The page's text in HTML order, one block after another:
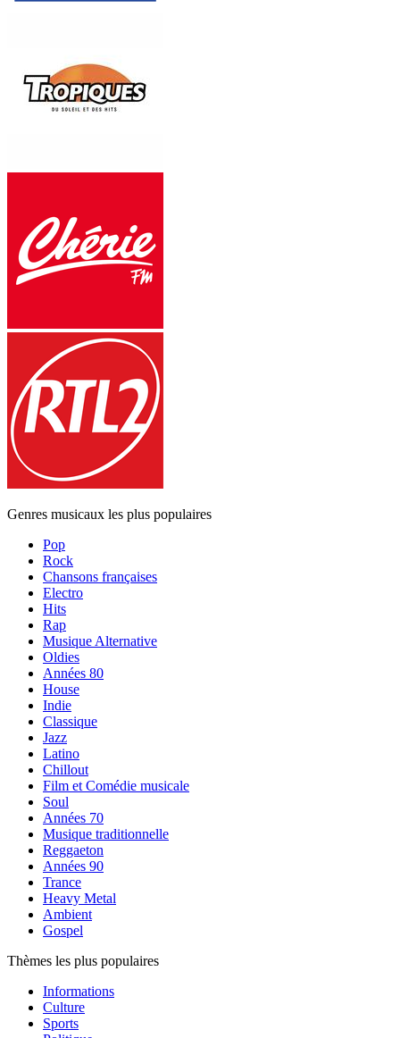
Genres musicaux les plus populaires
Pop
Rock
Chansons françaises
Electro
Hits
Rap
Musique Alternative
Oldies
Années 80
House
Indie
Classique
Jazz
Latino
Chillout
Film et Comédie musicale
Soul
Années 70
Musique traditionnelle
Reggaeton
Années 90
Trance
Heavy Metal
Ambient
Gospel
Thèmes les plus populaires
Informations
Culture
Sports